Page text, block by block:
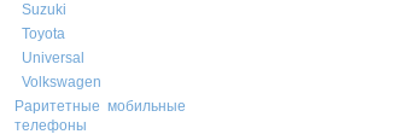
Suzuki
Toyota
Universal
Volkswagen
Раритетные мобильные
телефоны